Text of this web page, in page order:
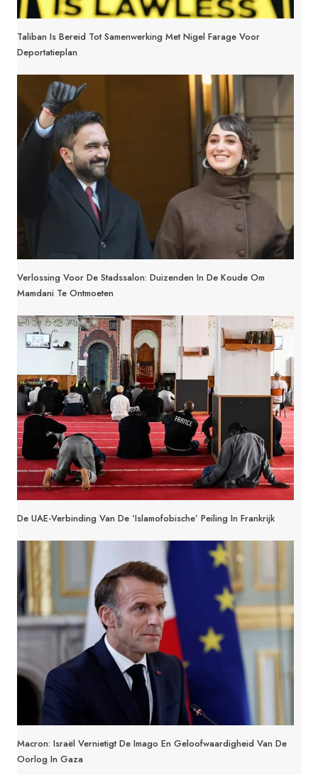
Taliban Is Bereid Tot Samenwerking Met Nigel Farage Voor
Deportatieplan
Verlossing Voor De Stadssalon: Duizenden In De Koude Om
Mamdani Te Ontmoeten
De UAE-Verbinding Van De ‘islamofobische’ Peiling In Frankrijk
Macron: Israël Vernietigt De Imago En Geloofwaardigheid Van De
Oorlog In Gaza